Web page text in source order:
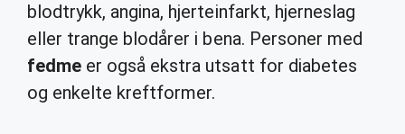
blodtrykk, angina, hjerteinfarkt, hjerneslag
eller trange blodårer i bena. Personer med
fedme er også ekstra utsatt for diabetes
og enkelte kreftformer.